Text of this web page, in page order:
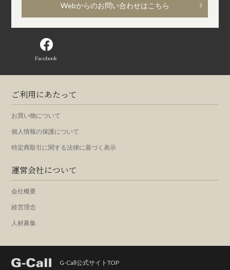
Webからのお問い合わせはこちら
Facebook
ご利用にあたって
お買い物について
個人情報の保護について
特定商取引に関する法律に基づく表示
運営会社について
会社概要
経営理念
人材募集
G-Call公式サイトTOP